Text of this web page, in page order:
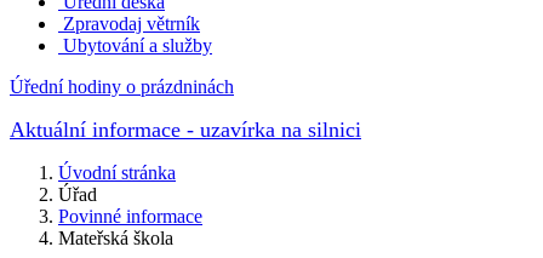
Zpravodaj větrník
Ubytování a služby
Úřední hodiny o prázdninách
Aktuální informace - uzavírka na silnici
Úvodní stránka
Úřad
Povinné informace
Mateřská škola